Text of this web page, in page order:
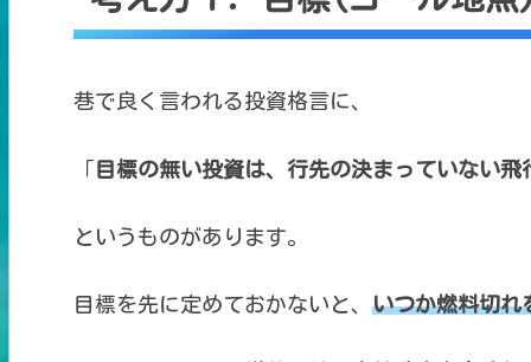
巷で良く言われる投資格言に、
「目標の無い投資は、 行先の決まっていない飛
というものがあります。
目標を先に定めておかないと、 いつか燃料切れ